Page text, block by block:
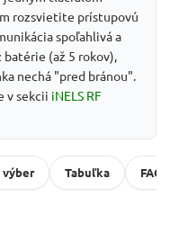
rozsvietite prístupovú
spoľahlivá a
(až 5 rokov),
nechá "pred bránou".
v sekcii iNELS RF
výber Tabuľka FAQ